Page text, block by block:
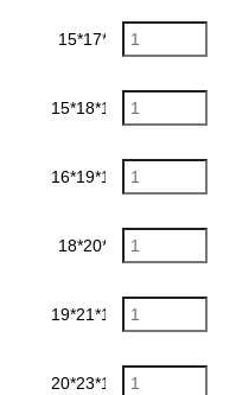
15*17*1mm
15*18*1.5mm
16*19*1.5mm
18*20*1mm
19*21*1.5mm
20*23*1.5mm